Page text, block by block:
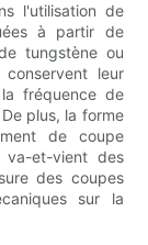
l'utilisation de
à partir de
tungstène ou
leur
fréquence de
plus, la forme
de coupe
va-et-vient des
des coupes
sur la